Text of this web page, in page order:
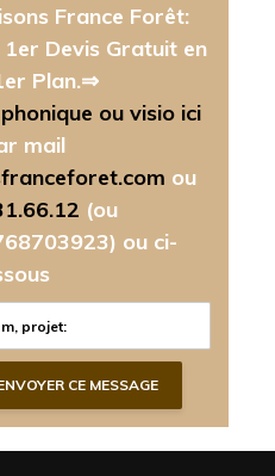
France Forêt:
Devis Gratuit en
Plan.⇒
ou visio ici
mail
ou
(ou
ou ci-